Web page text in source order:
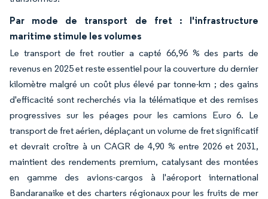
Par mode de transport de fret : l'infrastructure
maritime stimule les volumes
Le transport de fret routier a capté 66,96 % des parts de
revenus en 2025 et reste essentiel pour la couverture du dernier
kilomètre malgré un coût plus élevé par tonne-km ; des gains
d'efficacité sont recherchés via la télématique et des remises
progressives sur les péages pour les camions Euro 6. Le
transport de fret aérien, déplaçant un volume de fret significatif
et devrait croître à un CAGR de 4,90 % entre 2026 et 2031,
maintient des rendements premium, catalysant des montées
en gamme des avions-cargos à l'aéroport international
Bandaranaike et des charters régionaux pour les fruits de mer